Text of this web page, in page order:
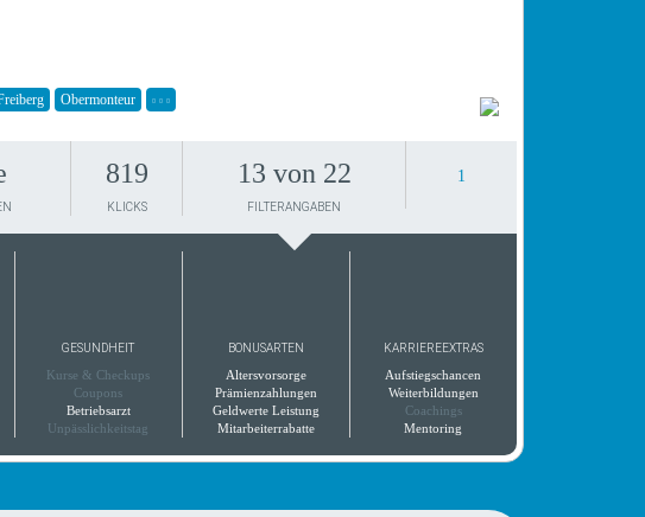
Obermonteur
819
KLICKS
13 von 22
FILTERANGABEN
1
GESUNDHEIT
Kurse & Checkups
Coupons
Betriebsarzt
Unpässlichkeitstag
BONUSARTEN
Altersvorsorge
Prämienzahlungen
Geldwerte Leistung
Mitarbeiterrabatte
KARRIEREEXTRAS
Aufstiegschancen
Weiterbildungen
Coachings
Mentoring